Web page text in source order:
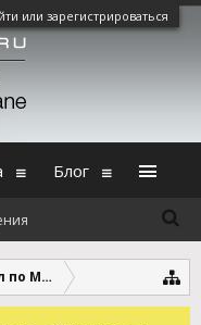
или зарегистрироваться
Megane 3
Блог